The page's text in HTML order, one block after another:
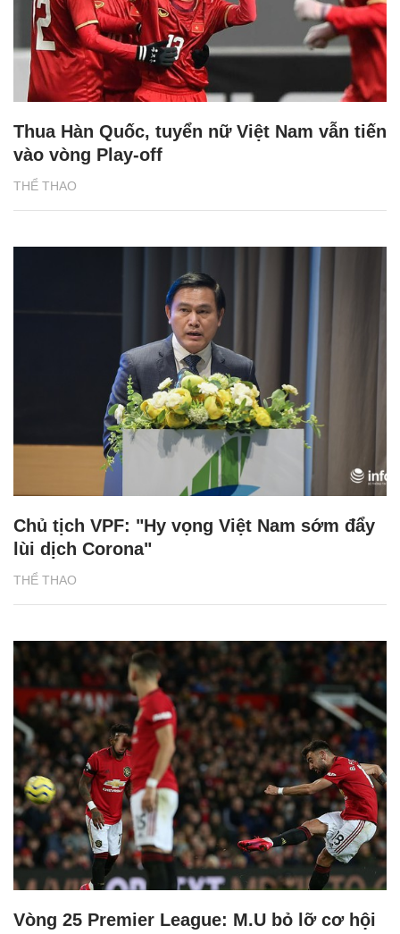
THỂ THAO
Thua Hàn Quốc, tuyển nữ Việt Nam vẫn tiến
vào vòng Play-off
THỂ THAO
Chủ tịch VPF: "Hy vọng Việt Nam sớm đẩy
lùi dịch Corona"
Vòng 25 Premier League: M.U bỏ lỡ cơ hội